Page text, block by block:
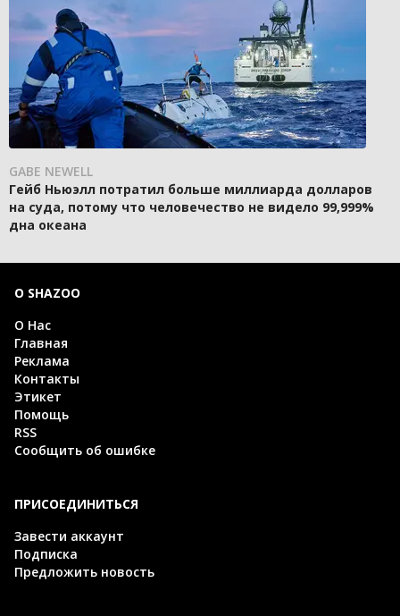
GABE NEWELL
Гейб Ньюэлл потратил больше миллиарда долларов
на суда, потому что человечество не видело 99,999%
дна океана
О SHAZOO
О Нас
Главная
Реклама
Контакты
Этикет
Помощь
RSS
Сообщить об ошибке
ПРИСОЕДИНИТЬСЯ
Завести аккаунт
Подписка
Предложить новость